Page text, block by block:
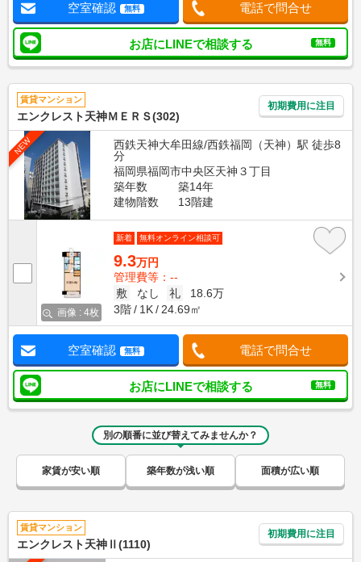
空室確認 無料 電話で問合せ
お店にLINEで相談する 無料
賃貸マンション
エンクレスト天神ＭＥＲＳ(302)
初期費用に注目
NEW
西鉄天神大牟田線/西鉄福岡（天神）駅 徒歩8
分
福岡県福岡市中央区天神３丁目
築年数
築14年
建物階数
13階建
画像 : 4枚
新着 無料オンライン相談可
9.3万円
管理費等：--
敷
なし 礼
18.6万
3階
1K 24.69㎡
空室確認 無料 電話で問合せ
お店にLINEで相談する 無料
別の順番に並び替えてみませんか？
家賃が安い順 築年数が浅い順 面積が広い順
賃貸マンション
エンクレスト天神Ⅱ(1110)
初期費用に注目